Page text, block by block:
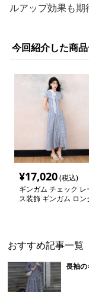
ルアップ効果も期
今回紹介した商
¥17,020(税込)
ギンガム チェック レ
ス装飾 ギンガム ロン
おすすめ記事一覧
長袖